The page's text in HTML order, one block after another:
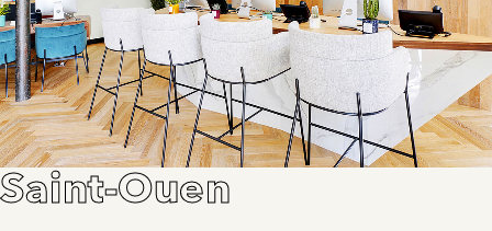
Saint-Ouen